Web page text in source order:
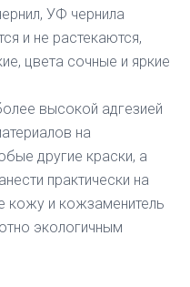
УФ чернила
и не растекаются,
цвета сочные и яркие
высокой адгезией
на
другие краски, а
практически на
кожу и кожзаменитель
экологичным